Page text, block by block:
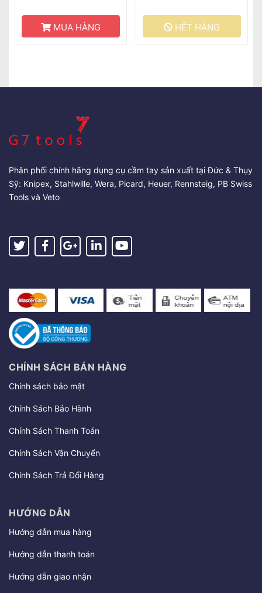
MUA HÀNG HẾT HÀNG
Phân phối chính hãng dụng cụ cầm tay sản xuất tại Đức & Thụy
Sỹ: Knipex, Stahlwille, Wera, Picard, Heuer, Rennsteig, PB Swiss
Tools và Veto
CHÍNH SÁCH BÁN HÀNG
Chính sách bảo mật
Chính Sách Bảo Hành
Chính Sách Thanh Toán
Chính Sách Vận Chuyển
Chính Sách Trả Đổi Hàng
HƯỚNG DẪN
Hướng dẫn mua hàng
Hướng dẫn thanh toán
Hướng dẫn giao nhận